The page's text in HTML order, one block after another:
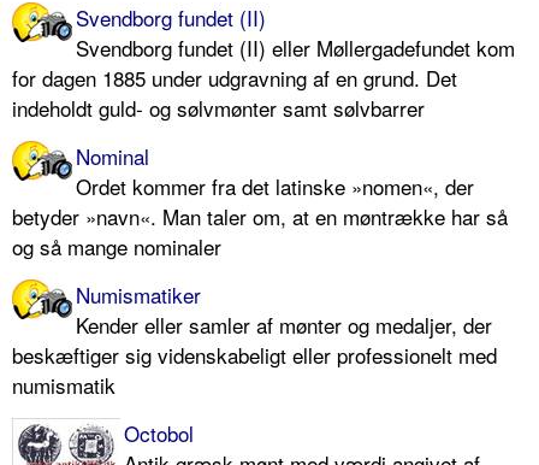
Svendborg fundet (II)
Svendborg fundet (II) eller Møllergadefundet kom
for dagen 1885 under udgravning af en grund. Det
indeholdt guld- og sølvmønter samt sølvbarrer
Nominal
Ordet kommer fra det latinske »nomen«, der
betyder »navn«. Man taler om, at en møntrække har så
og så mange nominaler
Numismatiker
Kender eller samler af mønter og medaljer, der
beskæftiger sig videnskabeligt eller professionelt med
numismatik
Octobol